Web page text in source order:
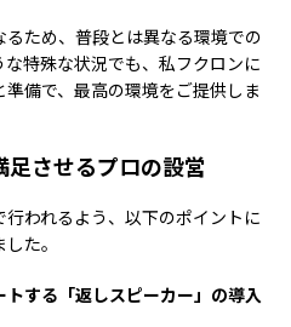
ため、普段とは異なる環境での
特殊な状況でも、私フクロンに
備で、最高の環境をご提供しま
足させるプロの設営
われるよう、以下のポイントに
た。
する「返しスピーカー」の導入